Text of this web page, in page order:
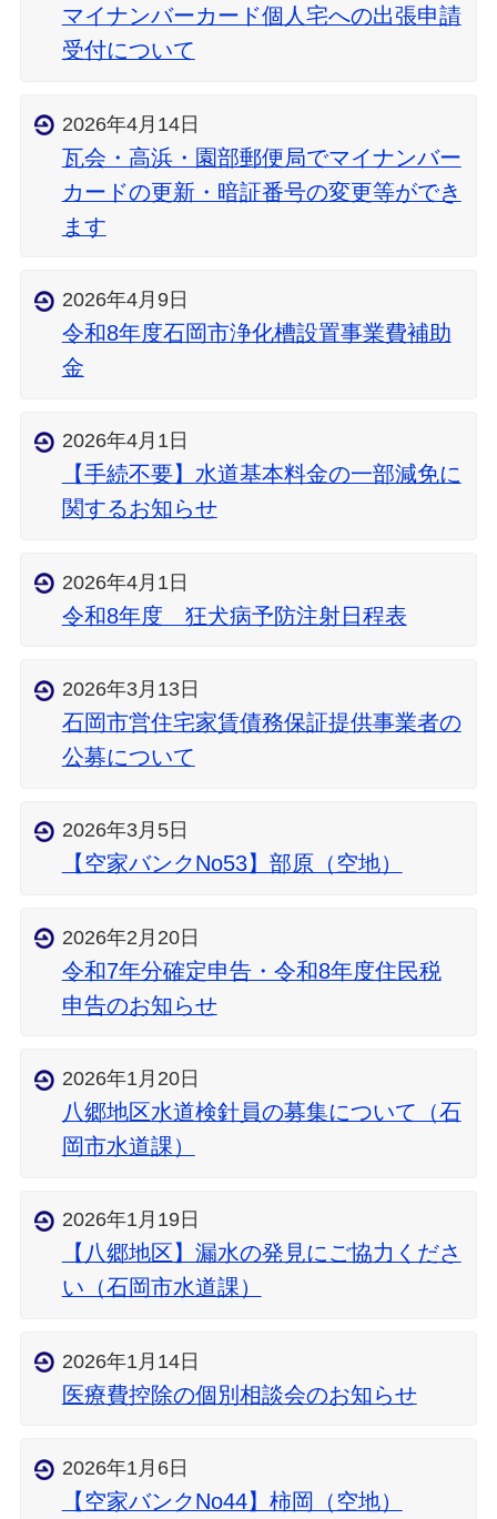
マイナンバーカード個人宅への出張申請
受付について
2026年4月14日
瓦会・高浜・園部郵便局でマイナンバー
カードの更新・暗証番号の変更等ができ
ます
2026年4月9日
令和8年度石岡市浄化槽設置事業費補助
金
2026年4月1日
【手続不要】水道基本料金の一部減免に
関するお知らせ
2026年4月1日
令和8年度 狂犬病予防注射日程表
2026年3月13日
石岡市営住宅家賃債務保証提供事業者の
公募について
2026年3月5日
【空家バンクNo53】部原（空地）
2026年2月20日
令和7年分確定申告・令和8年度住民税
申告のお知らせ
2026年1月20日
八郷地区水道検針員の募集について（石
岡市水道課）
2026年1月19日
【八郷地区】漏水の発見にご協力くださ
い（石岡市水道課）
2026年1月14日
医療費控除の個別相談会のお知らせ
2026年1月6日
【空家バンクNo44】柿岡（空地）